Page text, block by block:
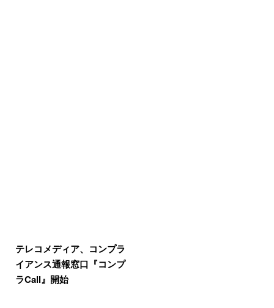
テレコメディア、コンプラ
イアンス通報窓口『コンプ
ラCall』開始